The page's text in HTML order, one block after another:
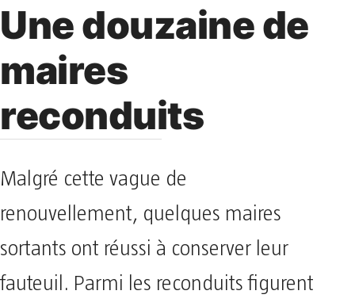
Une douzaine de
maires
reconduits
Malgré cette vague de
renouvellement, quelques maires
sortants ont réussi à conserver leur
fauteuil. Parmi les reconduits figurent